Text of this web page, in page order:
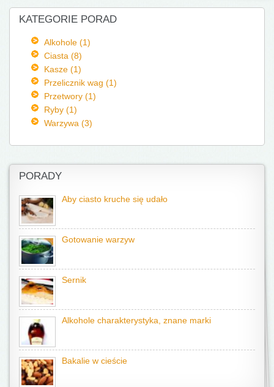
KATEGORIE PORAD
Alkohole (1)
Ciasta (8)
Kasze (1)
Przelicznik wag (1)
Przetwory (1)
Ryby (1)
Warzywa (3)
PORADY
Aby ciasto kruche się udało
Gotowanie warzyw
Sernik
Alkohole charakterystyka, znane marki
Bakalie w cieście